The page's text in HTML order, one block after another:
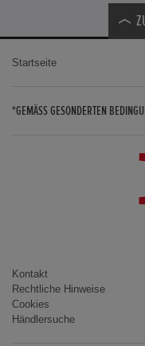
Startseite
*GEMÄSS GESONDERTEN
CIVIC / CIVIC LIMOUSINE
INSIGHT
ACCORD
Kontakt
Rechtliche Hinweise
Cookies
Händlersuche